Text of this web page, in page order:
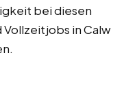
bei diesen
in Calw